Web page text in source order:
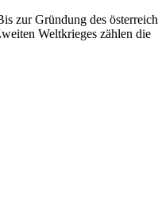
zur Gründung des
Weltkrieges zählen die